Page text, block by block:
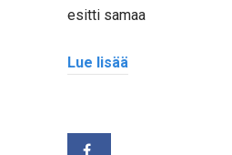
esitti samaa
Lue lisää